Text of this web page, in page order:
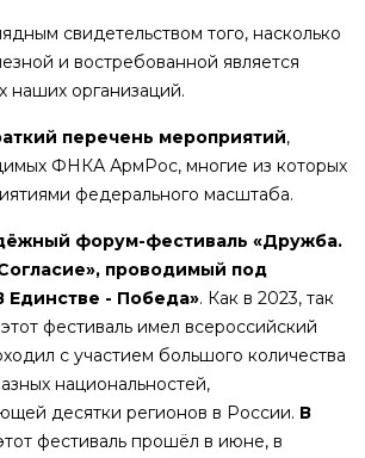
свидетельством того, насколько
и востребованной является
наших организаций.
перечень мероприятий,
ФНКА АрмРос, многие из которых
федерального масштаба.
форум-фестиваль «Дружба.
проводимый под
Единстве - Победа». Как в 2023, так
фестиваль имел всероссийский
с участием большого количества
национальностей,
десятки регионов в России. В
фестиваль прошёл в июне, в